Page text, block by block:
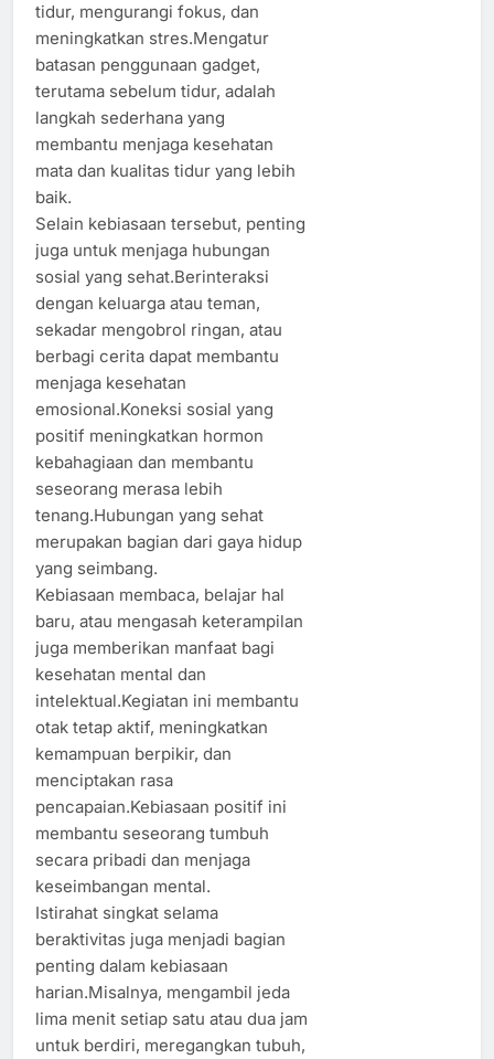
tidur, mengurangi fokus, dan
meningkatkan stres.Mengatur
batasan penggunaan gadget,
terutama sebelum tidur, adalah
langkah sederhana yang
membantu menjaga kesehatan
mata dan kualitas tidur yang lebih
baik.
Selain kebiasaan tersebut, penting
juga untuk menjaga hubungan
sosial yang sehat.Berinteraksi
dengan keluarga atau teman,
sekadar mengobrol ringan, atau
berbagi cerita dapat membantu
menjaga kesehatan
emosional.Koneksi sosial yang
positif meningkatkan hormon
kebahagiaan dan membantu
seseorang merasa lebih
tenang.Hubungan yang sehat
merupakan bagian dari gaya hidup
yang seimbang.
Kebiasaan membaca, belajar hal
baru, atau mengasah keterampilan
juga memberikan manfaat bagi
kesehatan mental dan
intelektual.Kegiatan ini membantu
otak tetap aktif, meningkatkan
kemampuan berpikir, dan
menciptakan rasa
pencapaian.Kebiasaan positif ini
membantu seseorang tumbuh
secara pribadi dan menjaga
keseimbangan mental.
Istirahat singkat selama
beraktivitas juga menjadi bagian
penting dalam kebiasaan
harian.Misalnya, mengambil jeda
lima menit setiap satu atau dua jam
untuk berdiri, meregangkan tubuh,